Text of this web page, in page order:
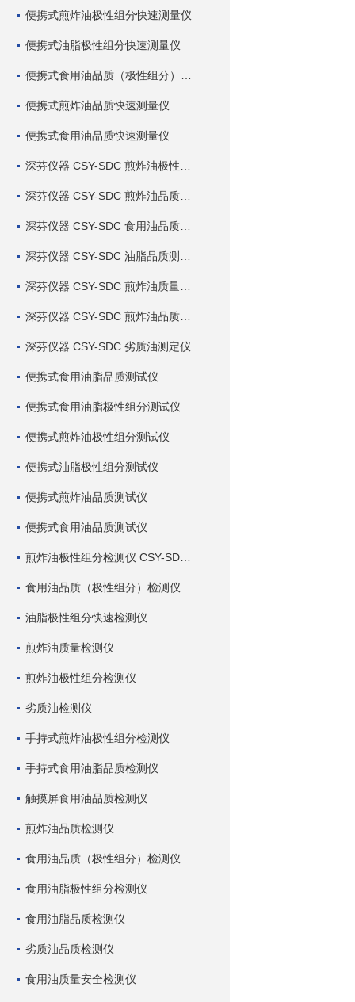
便携式煎炸油极性组分快速测量仪
便携式油脂极性组分快速测量仪
便携式煎炸油品质快速测量仪
便携式食用油品质快速测量仪
深芬仪器 CSY-SDC 劣质油测定仪
便携式食用油脂品质测试仪
便携式食用油脂极性组分测试仪
便携式煎炸油极性组分测试仪
便携式油脂极性组分测试仪
便携式煎炸油品质测试仪
便携式食用油品质测试仪
油脂极性组分快速检测仪
煎炸油质量检测仪
煎炸油极性组分检测仪
劣质油检测仪
手持式煎炸油极性组分检测仪
手持式食用油脂品质检测仪
触摸屏食用油品质检测仪
煎炸油品质检测仪
食用油品质（极性组分）检测仪
食用油脂极性组分检测仪
食用油脂品质检测仪
劣质油品质检测仪
食用油质量安全检测仪